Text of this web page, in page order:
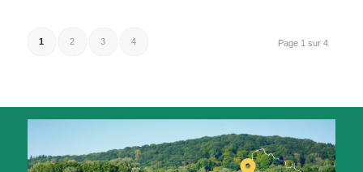
Page 1 sur 4
1 2 3 4